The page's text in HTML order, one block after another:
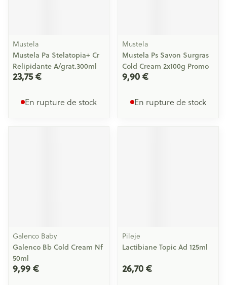
Mustela
Mustela Pa Stelatopia+ Cr
Relipidante A/grat.300ml
23,75 €
En rupture de stock
Mustela
Mustela Ps Savon Surgras
Cold Cream 2x100g Promo
9,90 €
En rupture de stock
Galenco Baby
Galenco Bb Cold Cream Nf
50ml
9,99 €
Pileje
Lactibiane Topic Ad 125ml
26,70 €